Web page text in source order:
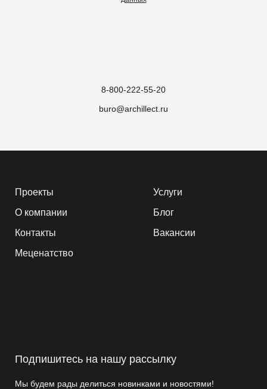
8-800-222-55-20
buro@archillect.ru
Подпишитесь на нашу рассылку
Мы будем рады делиться новинками и новостями!
Проекты
Услуги
О компании
Блог
Контакты
Вакансии
Меценатство